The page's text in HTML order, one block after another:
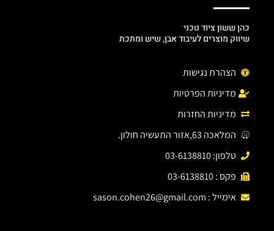
כהן ששון ציוד טכני
שיווק מוצרים לעיבוד אבן, שיש ומתכת
הצהרת נגישות
מדיניות הפרטיות
מדיניות החזרות
המלאכה 63,אזור התעשיה חולון.
טלפון: 03-6138810
פקס : 03-6138810
אימייל : sason.cohen26@gmail.com